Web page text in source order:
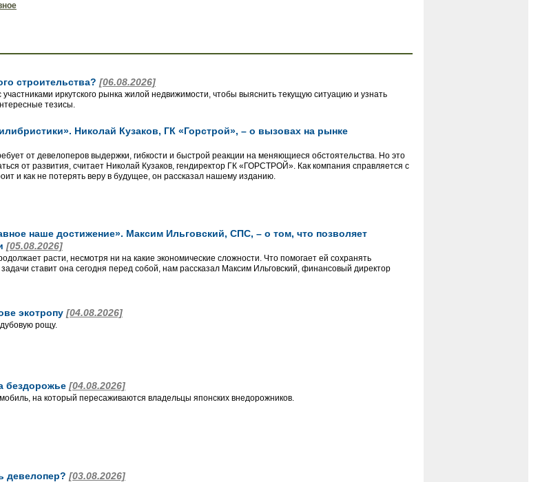
строительства? [06.08.2026]
участниками иркутского рынка жилой недвижимости, чтобы выяснить текущую ситуацию и узнать
тезисы.
Николай Кузаков, ГК «Горстрой», – о вызовах на рынке
от девелоперов выдержки, гибкости и быстрой реакции на меняющиеся обстоятельства. Но это
от развития, считает Николай Кузаков, гендиректор ГК «ГОРСТРОЙ». Как компания справляется с
и как не потерять веру в будущее, он рассказал нашему изданию.
наше достижение». Максим Ильговский, СПС, – о том, что позволяет
[05.08.2026]
расти, несмотря ни на какие экономические сложности. Что помогает ей сохранять
ставит она сегодня перед собой, нам рассказал Максим Ильговский, финансовый директор
экотропу [04.08.2026]
рощу.
бездорожье [04.08.2026]
на который пересаживаются владельцы японских внедорожников.
девелопер? [03.08.2026]